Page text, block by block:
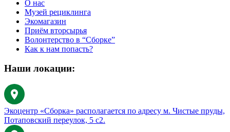
О нас
Музей рециклинга
Экомагазин
Приём вторсырья
Волонтерство в “Сборке”
Как к нам попасть?
Наши локации:
Экоцентр «Сборка» располагается по адресу м. Чистые пруды,
Потаповский переулок, 5 с2.